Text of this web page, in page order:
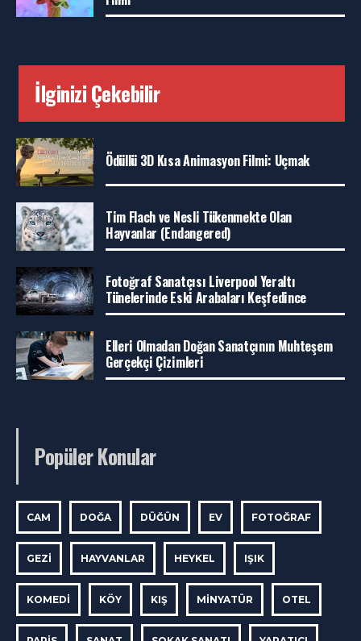
İlginizi Çekebilir
Ödüllü 3D Kısa Animasyon Filmi: Uçmak
Tim Flach ve Nesli Tükenmekte Olan
Hayvanlar (Endangered)
Fotoğraf Sanatçısı Liverpool Yeraltı
Tünelerinde Eski Arabaları Keşfedince
Elleri Olmadan Doğan Sanatçının Muhteşem
Gerçekçi Çizimleri
Popüler Konular
CAM DOĞA DÜĞÜN EV FOTOĞRAF
GEZI HAYVANLAR HEYKEL IŞIK
KOMEDI KÖY KIŞ MINYATÜR OTEL